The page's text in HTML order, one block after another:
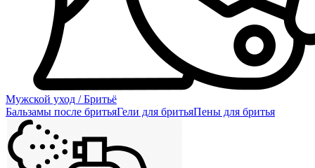
Мужской уход / Бритьё
Бальзамы после бритьяГели для бритьяПены для бритья